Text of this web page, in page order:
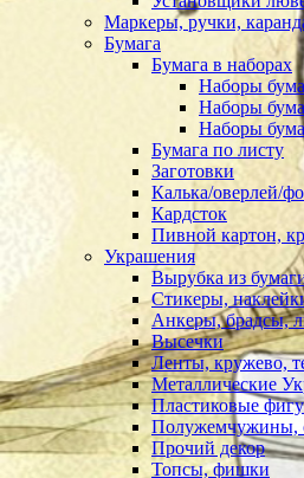
Маркеры, ручки,
Бумага
Бумага в наборах
Наборы
Наборы
Наборы
Бумага по листу
Заготовки
Калька/оверлей/
Кардсток
Пивной картон,
Украшения
Вырубка из
Стикеры,
Анкеры, брадсы,
Высечки
Ленты, кружево,
Металлические
Пластиковые
Полужемчужины,
Прочий декор
Топсы, фишки